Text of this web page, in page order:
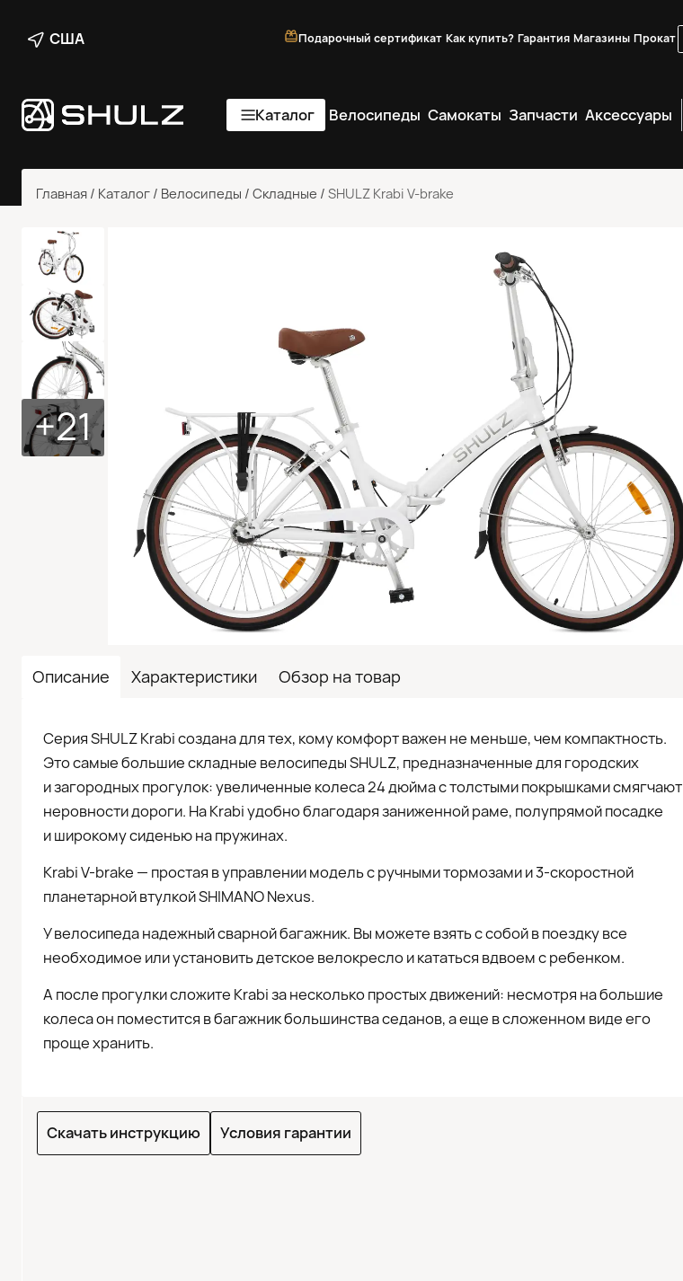
США Подарочный сертификат Как купить? Гарантия Магазины Прокат
Каталог Велосипеды Самокаты Запчасти Аксессуары
Главная / Каталог / Велосипеды / Складные / SHULZ Krabi V-brake
+21
Описание Характеристики Обзор на товар
Серия SHULZ Krabi создана для тех, кому комфорт важен не меньше, чем компактность.
Это самые большие складные велосипеды SHULZ, предназначенные для городских
и загородных прогулок: увеличенные колеса 24 дюйма с толстыми покрышками смягчают
неровности дороги. На Krabi удобно благодаря заниженной раме, полупрямой посадке
и широкому сиденью на пружинах.
Krabi V-brake — простая в управлении модель с ручными тормозами и 3-скоростной
планетарной втулкой SHIMANO Nexus.
У велосипеда надежный сварной багажник. Вы можете взять с собой в поездку все
необходимое или установить детское велокресло и кататься вдвоем с ребенком.
А после прогулки сложите Krabi за несколько простых движений: несмотря на большие
колеса он поместится в багажник большинства седанов, а еще в сложенном виде его
проще хранить.
Скачать инструкцию Условия гарантии